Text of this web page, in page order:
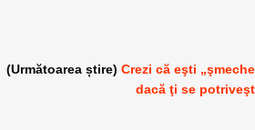
(Următoarea știre)Crezi că eşti
dacă ţi se